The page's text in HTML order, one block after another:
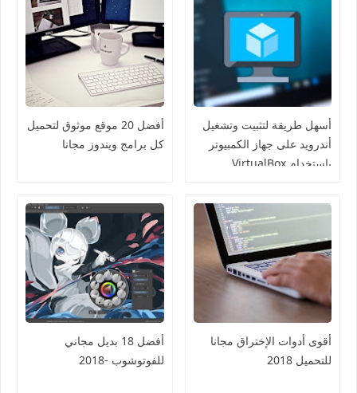
أسهل طريقة لتثبيت وتشغيل
أندرويد على جهاز الكمبيوتر
باستخدام VirtualBox
أفضل 20 موقع موثوق لتحميل
كل برامج ويندوز مجانا
أقوى أدوات الإختراق مجانا
للتحميل 2018
أفضل 18 بديل مجاني
للفوتوشوب -2018